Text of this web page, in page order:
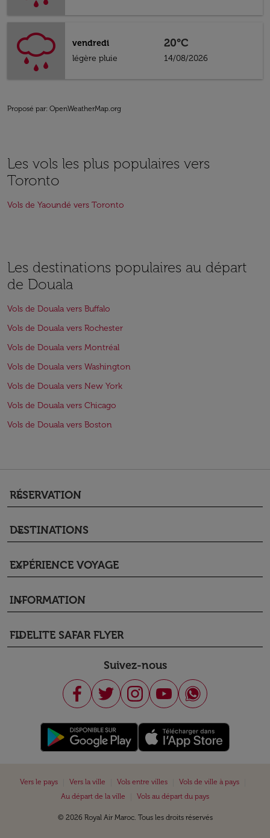
vendredi
légère pluie
20°C
14/08/2026
Proposé par: OpenWeatherMap.org
Les vols les plus populaires vers
Toronto
Vols de Yaoundé vers Toronto
Les destinations populaires au départ
de Douala
Vols de Douala vers Buffalo
Vols de Douala vers Rochester
Vols de Douala vers Montréal
Vols de Douala vers Washington
Vols de Douala vers New York
Vols de Douala vers Chicago
Vols de Douala vers Boston
RÉSERVATION
keyboard_arrow_down
DESTINATIONS
keyboard_arrow_down
EXPÉRIENCE VOYAGE
keyboard_arrow_down
INFORMATION
keyboard_arrow_down
FIDELITE SAFAR FLYER
keyboard_arrow_down
Suivez-nous
Vers le pays Vers la ville Vols entre villes Vols de ville à pays
Au départ de la ville
Vols au départ du pays
© 2026 Royal Air Maroc. Tous les droits réservés